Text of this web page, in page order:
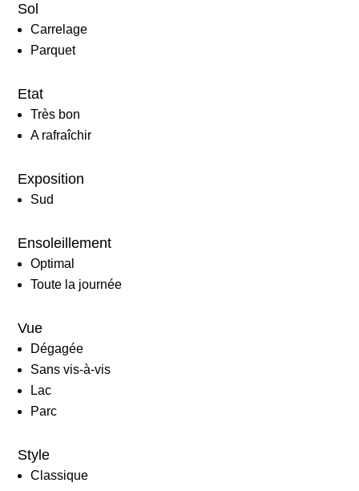
Sol
Carrelage
Parquet
Etat
Très bon
A rafraîchir
Exposition
Sud
Ensoleillement
Optimal
Toute la journée
Vue
Dégagée
Sans vis-à-vis
Lac
Parc
Style
Classique